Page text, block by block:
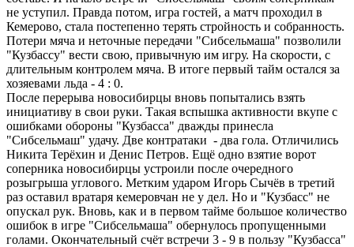
не уступил. Правда потом, игра гостей, а матч проходил в
Кемерово, стала постепенно терять стройность и собранность.
Потери мяча и неточные передачи "Сибсельмаша" позволили
"Кузбассу" вести свою, привычную им игру. На скорости, с
длительным контролем мяча. В итоге первый тайм остался за
хозяевами льда - 4 : 0.
После перерыва новосибирцы вновь попытались взять
инициативу в свои руки. Такая вспышка активности вкупе с
ошибками обороны "Кузбасса" дважды принесла
"Сибсельмаш" удачу. Две контратаки - два гола. Отличились
Никита Терёхин и Денис Петров. Ещё одно взятие ворот
соперника новосибирцы устроили после очередного
розыгрыша углового. Метким ударом Игорь Сычёв в третий
раз оставил вратаря кемеровчан не у дел. Но и "Кузбасс" не
опускал рук. Вновь, как и в первом тайме большое количество
ошибок в игре "Сибсельмаша" обернулось пропущенными
голами. Окончательный счёт встречи 3 - 9 в пользу "Кузбасса"